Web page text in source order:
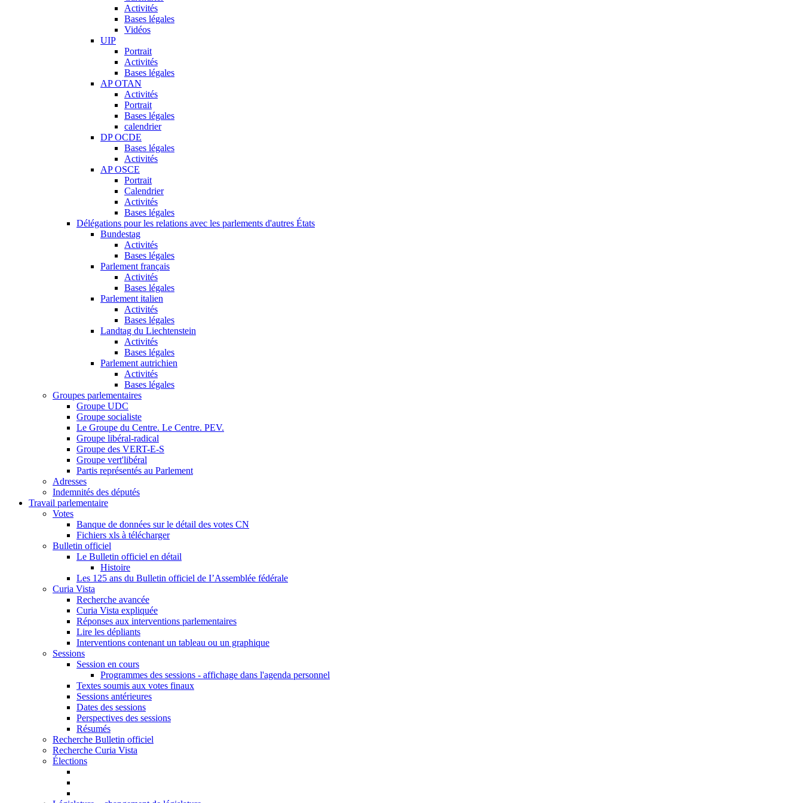
Activités
Bases légales
Vidéos
UIP
Portrait
Activités
Bases légales
AP OTAN
Activités
Portrait
Bases légales
calendrier
DP OCDE
Bases légales
Activités
AP OSCE
Portrait
Calendrier
Activités
Bases légales
Délégations pour les relations avec les parlements d'autres États
Bundestag
Activités
Bases légales
Parlement français
Activités
Bases légales
Parlement italien
Activités
Bases légales
Landtag du Liechtenstein
Activités
Bases légales
Parlement autrichien
Activités
Bases légales
Groupes parlementaires
Groupe UDC
Groupe socialiste
Le Groupe du Centre. Le Centre. PEV.
Groupe libéral-radical
Groupe des VERT-E-S
Groupe vert'libéral
Partis représentés au Parlement
Adresses
Indemnités des députés
Travail parlementaire
Votes
Banque de données sur le détail des votes CN
Fichiers xls à télécharger
Bulletin officiel
Le Bulletin officiel en détail
Histoire
Les 125 ans du Bulletin officiel de I’Assemblée fédérale
Curia Vista
Recherche avancée
Curia Vista expliquée
Réponses aux interventions parlementaires
Lire les dépliants
Interventions contenant un tableau ou un graphique
Sessions
Session en cours
Programmes des sessions - affichage dans l'agenda personnel
Textes soumis aux votes finaux
Sessions antérieures
Dates des sessions
Perspectives des sessions
Résumés
Recherche Bulletin officiel
Recherche Curia Vista
Élections